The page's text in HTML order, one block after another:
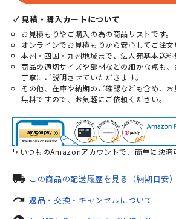
✓ 見積・購入カートについて
お見積もりやご購入の為の商品リストです。
オンラインでお見積もりから安心してご注文
本州・四国・九州地域まで、法人宛基本送料
商品の適切サイズや部材などの細かな点も
丁寧にご説明させていただきます。
その他、在庫や納期のご確認なども含め、
無料ですので、お気軽にご依頼ください。
いつものAmazonアカウントで、簡単に決済
local_shipping この商品の配送履歴を見る（納期目安）
redo 返品・交換・キャンセルについて